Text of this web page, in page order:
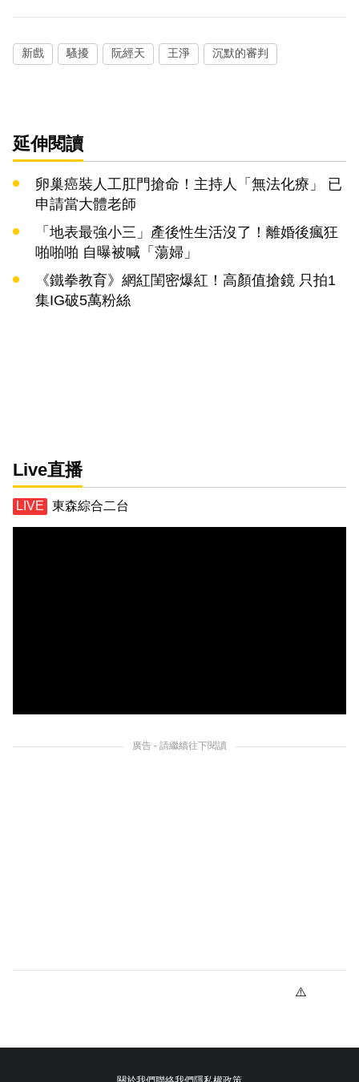
新戲 騷擾 阮經天 王淨 沉默的審判
延伸閱讀
卵巢癌裝人工肛門搶命！主持人「無法化療」 已
申請當大體老師
「地表最強小三」產後性生活沒了！離婚後瘋狂
啪啪啪 自曝被喊「蕩婦」
《鐵拳教育》網紅閨密爆紅！高顏值搶鏡 只拍1
集IG破5萬粉絲
Live直播
東森綜合二台
廣告 - 請繼續往下閱讀